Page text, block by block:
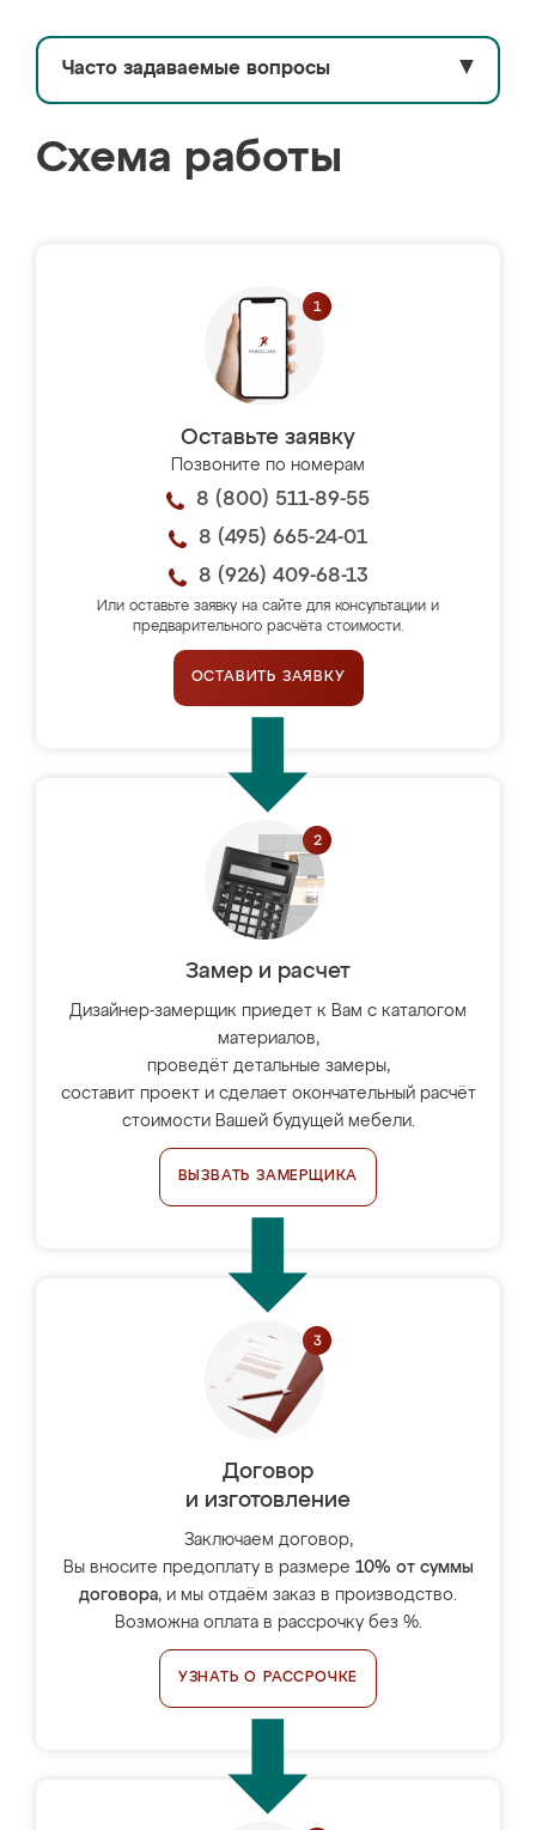
Часто задаваемые вопросы ▼
Схема работы
Оставьте заявку
Позвоните по номерам
8 (800) 511-89-55
8 (495) 665-24-01
8 (926) 409-68-13
Или оставьте заявку на сайте для консультации и
предварительного расчёта стоимости.
ОСТАВИТЬ ЗАЯВКУ
Замер и расчет
Дизайнер-замерщик приедет к Вам с каталогом
материалов,
проведёт детальные замеры,
составит проект и сделает окончательный расчёт
стоимости Вашей будущей мебели.
ВЫЗВАТЬ ЗАМЕРЩИКА
Договор
и изготовление
Заключаем договор,
Вы вносите предоплату в размере 10% от суммы
договора, и мы отдаём заказ в производство.
Возможна оплата в рассрочку без %.
УЗНАТЬ О РАССРОЧКЕ